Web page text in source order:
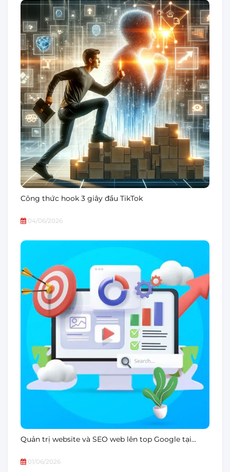
Công thức hook 3 giây đầu TikTok
04/06/2026
Quản trị website và SEO web lên top Google tại…
01/06/2026